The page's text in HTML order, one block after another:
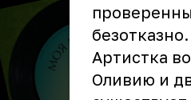
безотказно.
Артистка
Оливию и